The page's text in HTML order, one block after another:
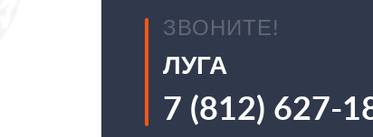
ЗВОНИТЕ!
ЛУГА
7 (812) 627-